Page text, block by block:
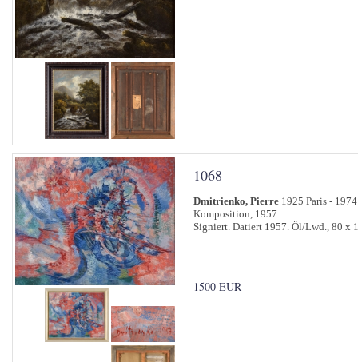
1068
Dmitrienko, Pierre 1925 Paris -
Komposition, 1957.
Signiert. Datiert 1957. Öl/Lwd., 80 x
1500 EUR